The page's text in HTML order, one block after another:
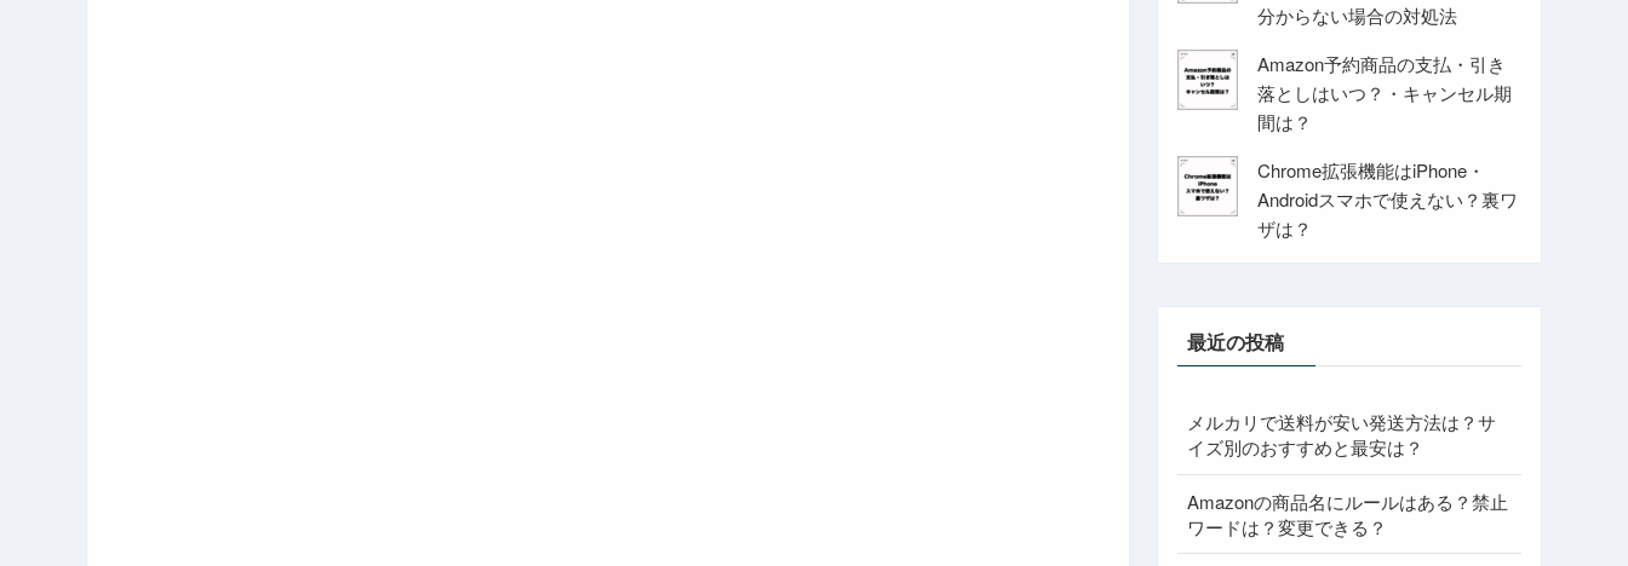
分からない場合の対処法
Amazon予約商品の支払・引き
落としはいつ？・キャンセル期
間は？
Chrome拡張機能はiPhone・
Androidスマホで使えない？裏ワ
ザは？
最近の投稿
メルカリで送料が安い発送方法は？サ
イズ別のおすすめと最安は？
Amazonの商品名にルールはある？禁止
ワードは？変更できる？